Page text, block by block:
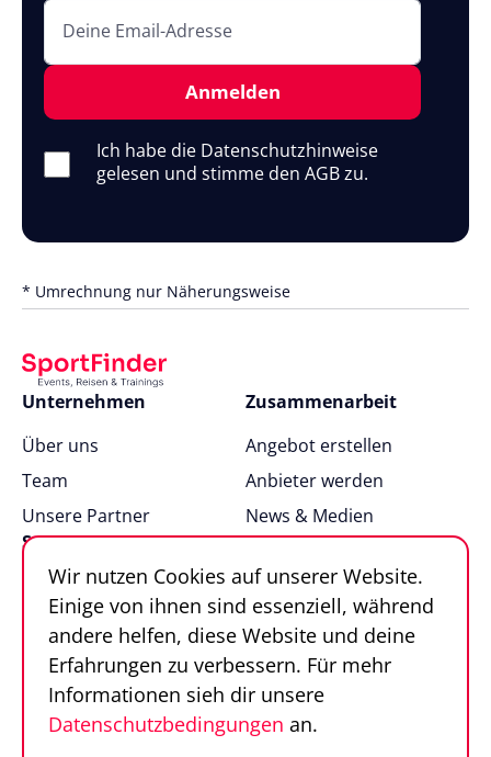
Deine Email-Adresse
Anmelden
Ich habe die Datenschutzhinweise
gelesen und stimme den AGB zu.
* Umrechnung nur Näherungsweise
Unternehmen
Über uns
Team
Unsere Partner
Zusammenarbeit
Angebot erstellen
Anbieter werden
News & Medien
Support
FAQ
Kontakt
Sportfinder in 100
Sekunden
Wir nutzen Cookies auf unserer Website.
Einige von ihnen sind essenziell, während
andere helfen, diese Website und deine
Erfahrungen zu verbessern. Für mehr
Informationen sieh dir unsere
Datenschutzbedingungen an.